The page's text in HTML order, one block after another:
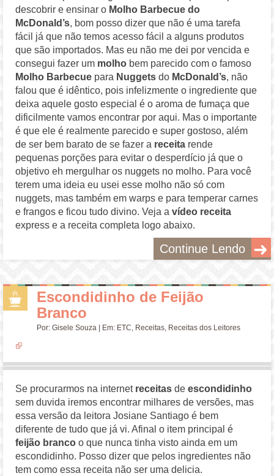
descobrir e ensinar o Molho Barbecue do
McDonald’s, bom posso dizer que não é uma tarefa
fácil já que não temos acesso fácil a alguns produtos
que são importados. Mas eu não me dei por vencida e
consegui fazer um molho bem parecido com o famoso
Molho Barbecue para Nuggets do McDonald’s, não
falou que é idêntico, pois infelizmente o ingrediente que
deixa aquele gosto especial é o aroma de fumaça que
dificilmente vamos encontrar por aqui. Mas o importante
é que ele é realmente parecido e super gostoso, além
de ser bem barato de se fazer a receita rende
pequenas porções para evitar o desperdício já que o
objetivo eh mergulhar os nuggets no molho. Para você
terem uma ideia eu usei esse molho não só com
nuggets, mas também em warps e para temperar carnes
e frangos e ficou tudo divino. Veja avídeo receita
express e a receita completa logo abaixo.
Continue Lendo
Escondidinho de Feijão
Branco
Por:Gisele Souza | Em: ETC, Receitas, Receitas dos Leitores
Se procurarmos na internetreceitas deescondidinho
sem duvida iremos encontrar milhares de versões, mas
essa versão da leitora Josiane Santiago é bem
diferente de tudo que já vi. Afinal o item principal é
feijão branco o que nunca tinha visto ainda em um
escondidinho. Posso dizer que pelos ingredientes não
tem como essa receita não ser uma delicia.